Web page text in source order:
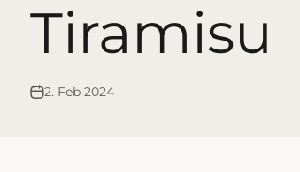
Tiramisu
2. Feb 2024